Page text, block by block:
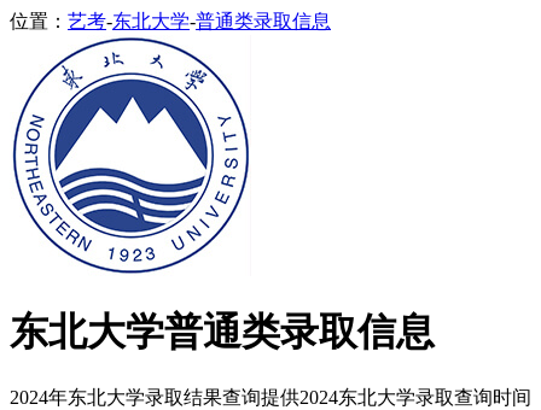
位置： 艺考-东北大学-普通类录取信息
东北大学普通类录取信息
2024年东北大学录取结果查询提供2024东北大学录取查询时间